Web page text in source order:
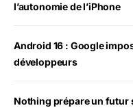
l’autonomie de l’iPhone
Android 16 : Google
développeurs
Nothing prépare un futur